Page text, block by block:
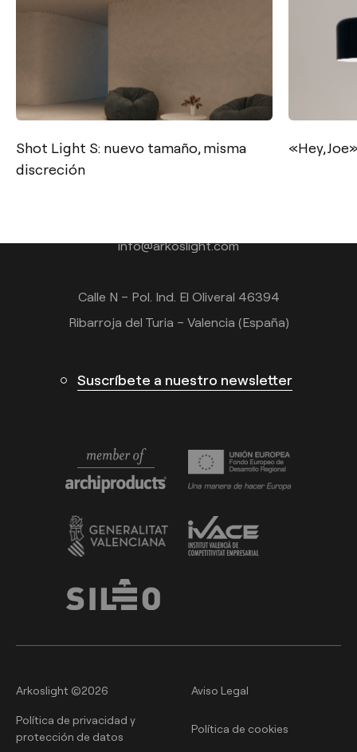
Shot Light S: nuevo tamaño, misma
discreción
«Hey,
info@arkoslight.com
Calle N – Pol. Ind. El Oliveral 46394
Ribarroja del Turia – Valencia (España)
Suscríbete a nuestro newsletter
Arkoslight ©2026 Aviso Legal
Política de privacidad y
protección de datos
Política de cookies